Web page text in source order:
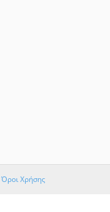
Όροι Χρήσης